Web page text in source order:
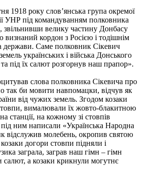
1918 року слов’янська група окремої
УНР під командуванням полковника
велику частину Донбасу
кордон з Росією і тодішнім
держави. Саме полковник Сікевич
українських і війська Донського
під їх салют розгорнув наш прапор».
слова полковника Сікевича про
так би мовити навпомацки, відчув як
від чужих земель. Згодом козаки
вималювали їх жовто-блакитною
станції, на кожному зі стовпів
ним написали «Українська Народна
відслужив молебень, окропив святою
догори стовпи підняли і
заграла, заграв наш гімн – гімн
салют, а козаки крикнули могутнє